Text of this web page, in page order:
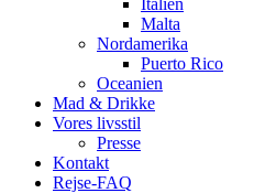
Italien
Malta
Nordamerika
Puerto Rico
Oceanien
Mad & Drikke
Vores livsstil
Presse
Kontakt
Rejse-FAQ